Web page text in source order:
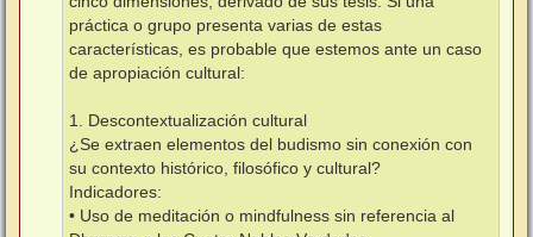
práctica o grupo presenta varias de estas
características, es probable que estemos ante un caso
de apropiación cultural:
1. Descontextualización cultural
¿Se extraen elementos del budismo sin conexión con
su contexto histórico, filosófico y cultural?
Indicadores:
• Uso de meditación o mindfulness sin referencia al